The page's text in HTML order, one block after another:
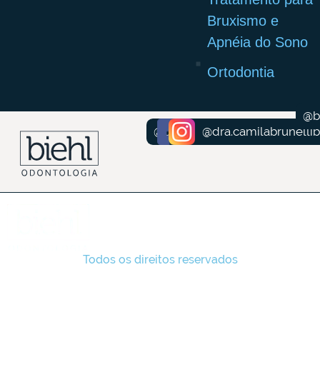
Bruxismo e
Apnéia do Sono
Ortodontia
@dr.felipebiehl
Todos os direitos reservados